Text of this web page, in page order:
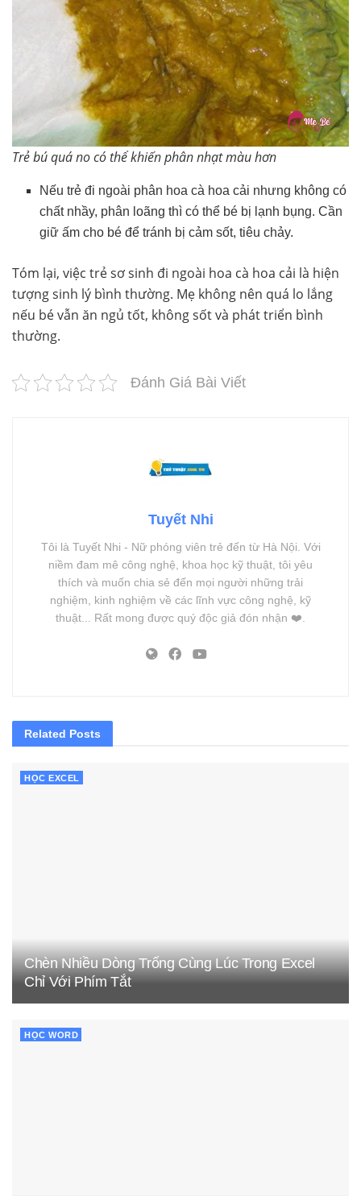
Trẻ bú quá no có thể khiến phân nhạt màu hơn
Nếu trẻ đi ngoài phân hoa cà hoa cải nhưng không có
chất nhầy, phân loãng thì có thể bé bị lạnh bụng. Cần
giữ ấm cho bé để tránh bị cảm sốt, tiêu chảy.
Tóm lại, việc trẻ sơ sinh đi ngoài hoa cà hoa cải là hiện
tượng sinh lý bình thường. Mẹ không nên quá lo lắng
nếu bé vẫn ăn ngủ tốt, không sốt và phát triển bình
thường.
Đánh Giá Bài Viết
Tuyết Nhi
Tôi là Tuyết Nhi - Nữ phóng viên trẻ đến từ Hà Nội. Với
niềm đam mê công nghệ, khoa học kỹ thuật, tôi yêu
thích và muốn chia sẻ đến mọi người những trải
nghiệm, kinh nghiệm về các lĩnh vực công nghệ, kỹ
thuật... Rất mong được quý độc giả đón nhận ❤️.
Related Posts
HỌC EXCEL
Chèn Nhiều Dòng Trống Cùng Lúc Trong Excel
Chỉ Với Phím Tắt
HỌC WORD